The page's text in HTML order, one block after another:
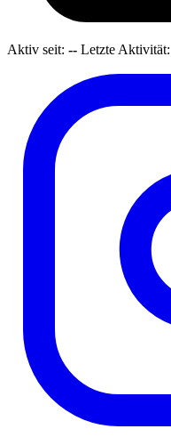
Aktiv seit: -- Letzte Aktivität: